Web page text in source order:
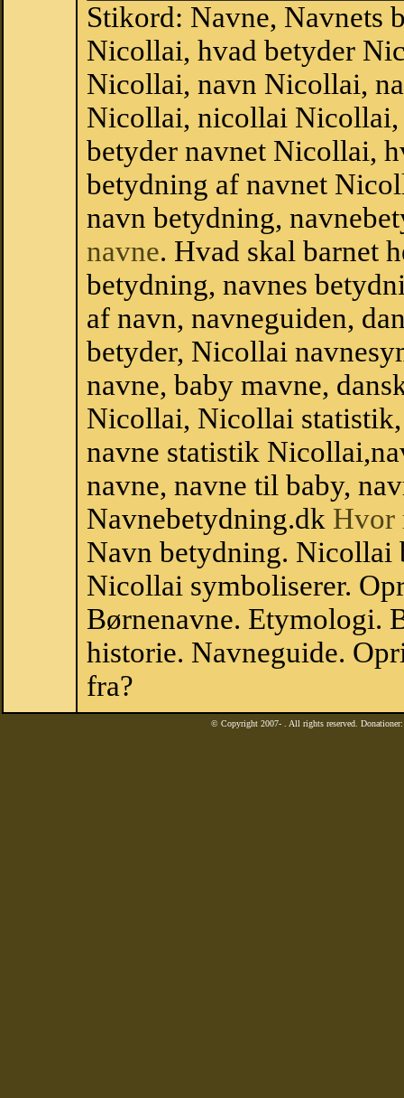
Stikord: Navne, Navnets
Nicollai, hvad betyder
Nicollai, navn Nicollai,
Nicollai, nicollai
betyder navnet Nicollai,
betydning af navnet
navn betydning,
navne. Hvad skal barnet
betydning, navnes
af navn, navneguiden,
betyder, Nicollai
navne, baby mavne,
Nicollai, Nicollai
navne statistik
navne, navne til baby,
Navnebetydning.dk Hvor
Navn betydning.
Nicollai symboliserer.
Børnenavne. Etymologi.
historie. Navneguide.
fra?
© Copyright 2007- . All rights reserved.